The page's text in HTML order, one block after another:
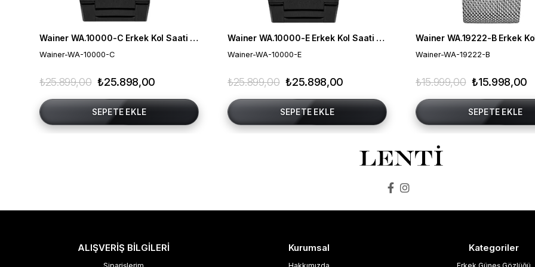
Wainer WA.10000-C Erkek Kol Saati , Swiss Made , Safir Cam
Wainer-WA-10000-C
₺25.898,00
₺25.899,00
SEPETE EKLE
Wainer WA.10000-E Erkek Kol Saati , Swiss Made , Safir Cam
Wainer-WA-10000-E
₺25.898,00
₺25.899,00
SEPETE EKLE
Wainer-WA-19222-B
₺15.998,00
₺15.999,00
SEPETE EKLE
ALIŞVERİŞ BİLGİLERİ Kurumsal Kategoriler